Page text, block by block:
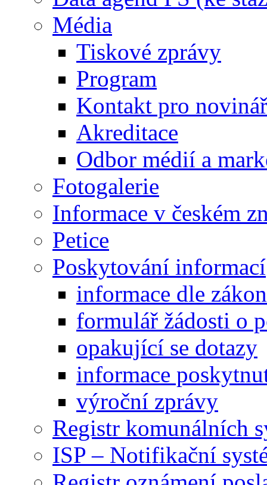
Média
Tiskové zprávy
Program
Kontakt pro
Akreditace
Odbor médií a
Fotogalerie
Informace v českém
Petice
Poskytování informací
informace dle
formulář žádosti o
opakující se dotazy
informace
výroční zprávy
Registr komunálních
ISP – Notifikační